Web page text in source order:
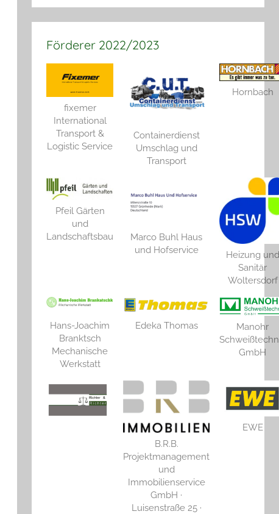
Förderer 2022/2023
fixemer
International
Transport &
Logistic Service
Containerdienst
Umschlag und
Transport
Hornbach
Pfeil Gärten
und
Landschaftsbau
Marco Buhl Haus
und Hofservice
Heizung und
Sanitär
Woltersdorf
Hans-Joachim
Branktsch
Mechanische
Werkstatt
Edeka Thomas
Manohr
GmbH
B.R.B.
Projektmanagement
und
Immobilienservice
GmbH ·
Luisenstraße 25 ·
EWE